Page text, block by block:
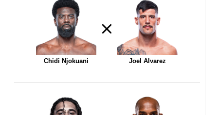
Chidi Njokuani Joel Alvarez